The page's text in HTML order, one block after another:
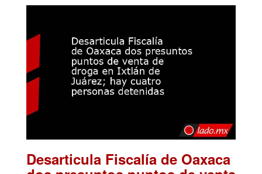
Desarticula Fiscalía de Oaxaca